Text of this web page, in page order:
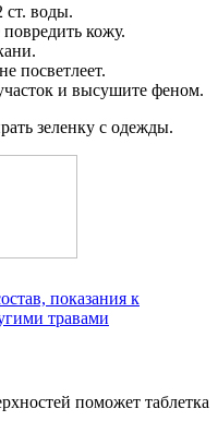
ст. воды.
кожу.
посветлеет.
и высушите феном.
зеленку с одежды.
показания к
травами
поможет таблетка